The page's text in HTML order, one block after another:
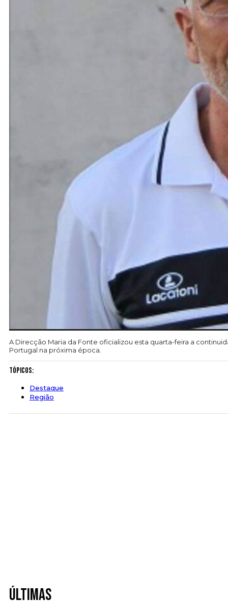
A Direcção Maria da Fonte oficializou esta quarta-feira a
Portugal na próxima época.
Tópicos:
Destaque
Região
Últimas